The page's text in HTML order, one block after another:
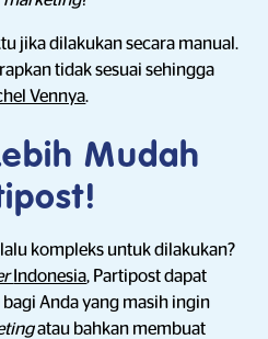
jika dilakukan secara manual.
tidak sesuai sehingga
Vennya.
Mudah
kompleks untuk dilakukan?
Indonesia, Partipost dapat
Anda yang masih ingin
atau bahkan membuat